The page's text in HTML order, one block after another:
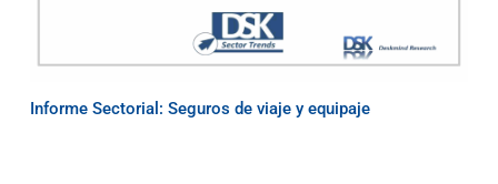
Informe Sectorial: Seguros de viaje y equipaje